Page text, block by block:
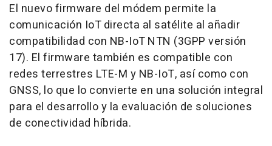
El nuevo firmware del módem permite la
comunicación IoT directa al satélite al añadir
compatibilidad con NB-IoT NTN (3GPP versión
17). El firmware también es compatible con
redes terrestres LTE-M y NB-IoT, así como con
GNSS, lo que lo convierte en una solución integral
para el desarrollo y la evaluación de soluciones
de conectividad híbrida.